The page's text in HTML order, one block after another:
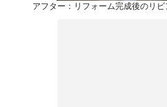
アフター：リフォーム完成後のリビ